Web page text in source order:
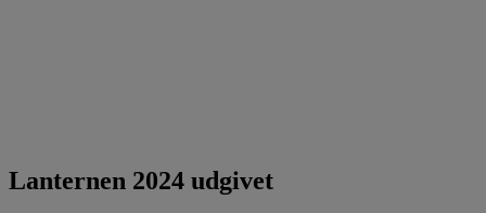
Lanternen 2024 udgivet